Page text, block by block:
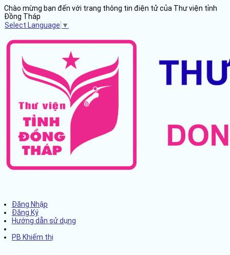
Chào mừng bạn đến với trang thông tin điện tử của Thư viện tỉnh
Đồng Tháp
Select Language ▼
Đăng Nhập
Đăng Ký
Hướng dẫn sử dụng
PB Khiếm thị